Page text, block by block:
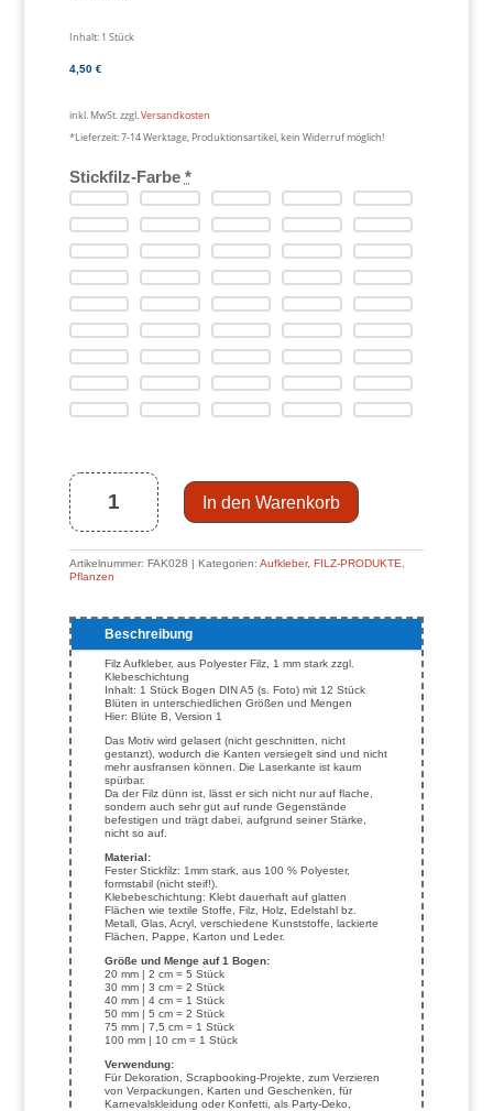
Inhalt: 1 Stück
4,50 €
inkl. MwSt.zzgl.Versandkosten
*Lieferzeit:7-14 Werktage, Produktionsartikel, kein Widerruf möglich!
Stickfilz-Farbe *
Filz-
Aufkleber
Blüte
BVersion
1(Bogen
DIN
A5)
Menge
In den Warenkorb
Artikelnummer: FAK028 Kategorien: Aufkleber, FILZ-PRODUKTE
Pflanzen
Beschreibung
Filz Aufkleber, aus Polyester Filz, 1 mm stark zzgl.
Klebeschichtung
Inhalt: 1 Stück Bogen DIN A5 (s. Foto) mit 12 Stück
Blüten in unterschiedlichen Größen und Mengen
Hier: Blüte B, Version 1
Das Motiv wird gelasert (nicht geschnitten, nicht
gestanzt), wodurch die Kanten versiegelt sind und nicht
mehr ausfransen können. Die Laserkante ist kaum
spürbar.
Da der Filz dünn ist, lässt er sich nicht nur auf flache,
sondern auch sehr gut auf runde Gegenstände
befestigen und trägt dabei, aufgrund seiner Stärke,
nicht so auf.
Material:
Fester Stickfilz: 1mm stark, aus 100 % Polyester,
formstabil (nicht steif!).
Klebebeschichtung: Klebt dauerhaft auf glatten
Flächen wie textile Stoffe, Filz, Holz, Edelstahl bz.
Metall, Glas, Acryl, verschiedene Kunststoffe, lackierte
Flächen, Pappe, Karton und Leder.
Größe und Menge auf 1 Bogen:
20 mm | 2 cm = 5 Stück
30 mm | 3 cm = 2 Stück
40 mm | 4 cm = 1 Stück
50 mm | 5 cm = 2 Stück
75 mm | 7,5 cm = 1 Stück
100 mm | 10 cm = 1 Stück
Verwendung:
Für Dekoration, Scrapbooking-Projekte, zum Verzieren
von Verpackungen, Karten und Geschenken, für
Karnevalskleidung oder Konfetti, als Party-Deko,